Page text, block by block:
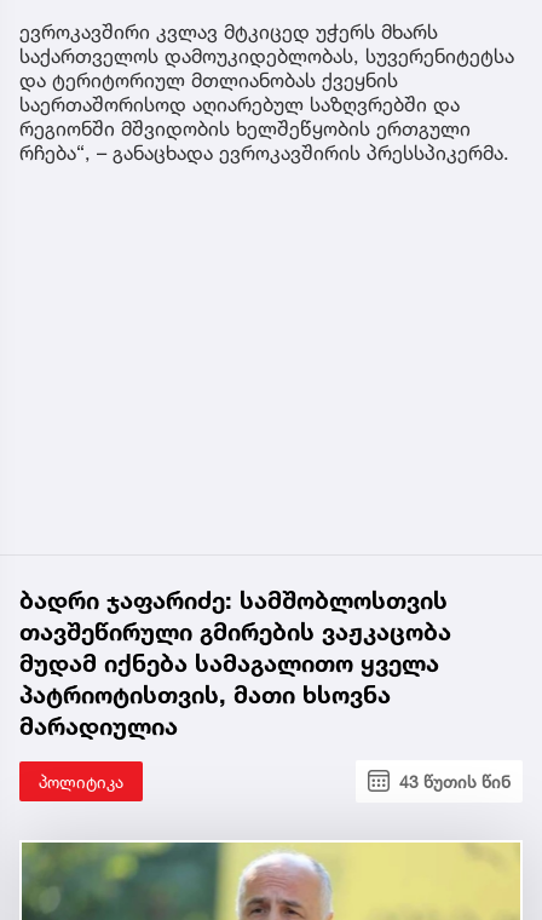
ევროკავშირი კვლავ მტკიცედ უჭერს მხარს
საქართველოს დამოუკიდებლობას, სუვერენიტეტსა
და ტერიტორიულ მთლიანობას ქვეყნის
საერთაშორისოდ აღიარებულ საზღვრებში და
რეგიონში მშვიდობის ხელშეწყობის ერთგული
რჩება“, – განაცხადა ევროკავშირის პრესსპიკერმა.
ბადრი ჯაფარიძე: სამშობლოსთვის
თავშეწირული გმირების ვაჟკაცობა
მუდამ იქნება სამაგალითო ყველა
პატრიოტისთვის, მათი ხსოვნა
მარადიულია
პოლიტიკა 43 წუთის წინ